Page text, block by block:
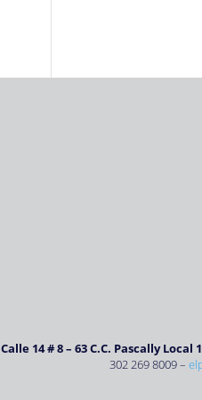
Calle 14 # 8 – 63 C.C. Pascally Local
302 269 8009 –